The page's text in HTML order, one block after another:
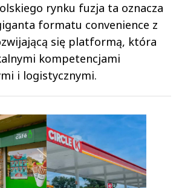
rynku fuzja ta oznacza
formatu convenience z
się platformą, która
kompetencjami
i logistycznymi.